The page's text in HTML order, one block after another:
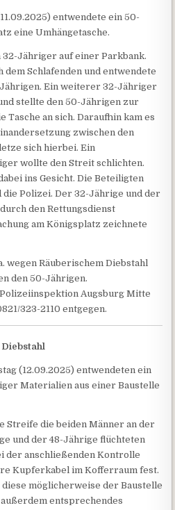
entwendete ein 50-
eine Umhängetasche.
Jähriger auf einer Parkbank.
Schlafenden und entwendete
Ein weiterer 32-Jähriger
stellte den 50-Jährigen zur
Tasche an sich. Daraufhin kam es
zwischen den
sich hierbei. Ein
wollte den Streit schlichten.
ins Gesicht. Die Beteiligten
Polizei. Der 32-Jährige und der
den Rettungsdienst
am Königsplatz zeichnete
wegen Räuberischem Diebstahl
den 50-Jährigen.
Augsburg Mitte
323-2110 entgegen.
Diebstahl
(12.09.2025) entwendeten ein
Materialien aus einer Baustelle
Streife die beiden Männer an der
und der 48-Jährige flüchteten
der anschließenden Kontrolle
Kupferkabel im Kofferraum fest.
möglicherweise der Baustelle
entsprechendes